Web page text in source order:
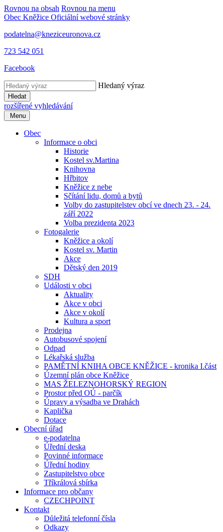
Rovnou na obsah Rovnou na menu
Obec Kněžice Oficiální webové stránky
podatelna@kneziceuronova.cz
723 542 051
Facebook
Hledaný výraz
Hledat
rozšířené vyhledávání
Menu
Obec
Informace o obci
Historie
Kostel sv.Martina
Knihovna
Hřbitov
Kněžice z nebe
Sčítání lidu, domů a bytů
Volby do zastupitelstev obcí ve dnech 23. - 24.
září 2022
Volba prezidenta 2023
Fotogalerie
Kněžice a okolí
Kostel sv. Martin
Akce
Dětský den 2019
SDH
Události v obci
Aktuality
Akce v obci
Akce v okolí
Kultura a sport
Prodejna
Autobusové spojení
Odpad
Lékařská služba
PAMĚTNÍ KNIHA OBCE KNĚŽICE - kronika I.část
Územní plán obce Kněžice
MAS ŽELEZNOHORSKÝ REGION
Prostor před OÚ - parčík
Úpravy a výsadba ve Drahách
Kaplička
Dotace
Obecní úřad
e-podatelna
Úřední deska
Povinné informace
Úřední hodiny
Zastupitelstvo obce
Tříkrálová sbírka
Informace pro občany
CZECHPOINT
Kontakt
Důležitá telefonní čísla
Odkazy